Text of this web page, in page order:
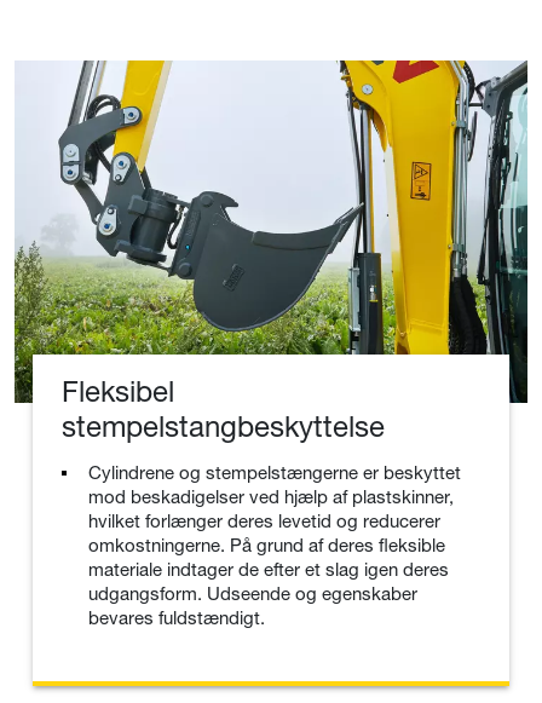
Fleksibel
stempelstangbeskyttelse
Cylindrene og stempelstængerne er beskyttet
mod beskadigelser ved hjælp af plastskinner,
hvilket forlænger deres levetid og reducerer
omkostningerne. På grund af deres fleksible
materiale indtager de efter et slag igen deres
udgangsform. Udseende og egenskaber
bevares fuldstændigt.